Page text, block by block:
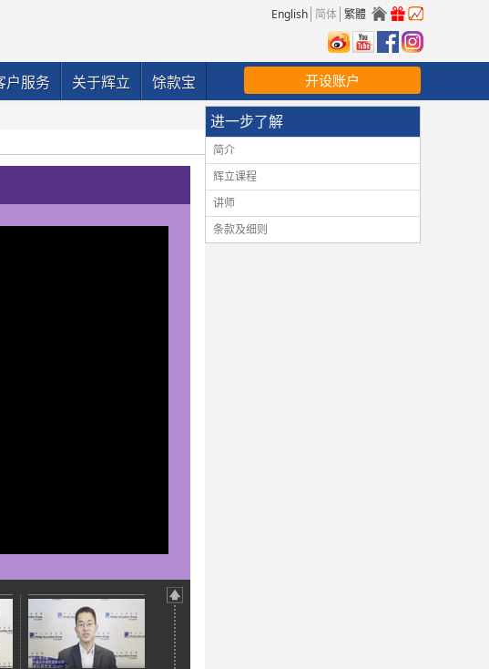
English 简体 繁體
户服务 关于辉立 馀款宝 开设账户
进一步了解
简介
辉立课程
讲师
条款及细则